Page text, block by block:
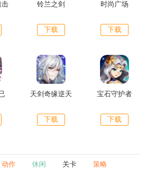
击 铃兰之剑
下载
时尚广场
下载
天剑奇缘逆天
下载
宝石守护者
下载
动作 休闲 关卡 策略